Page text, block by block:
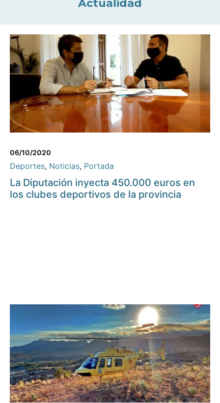
Actualidad
06/10/2020
Deportes, Noticias, Portada
La Diputación inyecta 450.000 euros en
los clubes deportivos de la provincia